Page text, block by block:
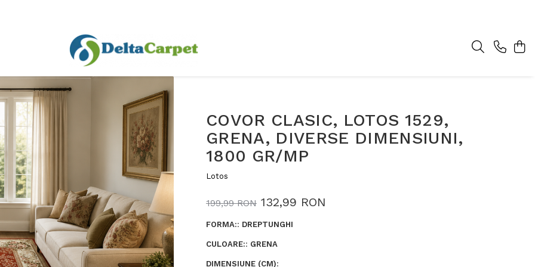
COVOR CLASIC, LOTOS 1529,
GRENA, DIVERSE DIMENSIUNI,
1800 GR/MP
Lotos
199,99 RON 132,99 RON
FORMA:: DREPTUNGHI
CULOARE:: GRENA
DIMENSIUNE (CM):